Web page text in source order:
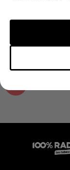
06/11/2024